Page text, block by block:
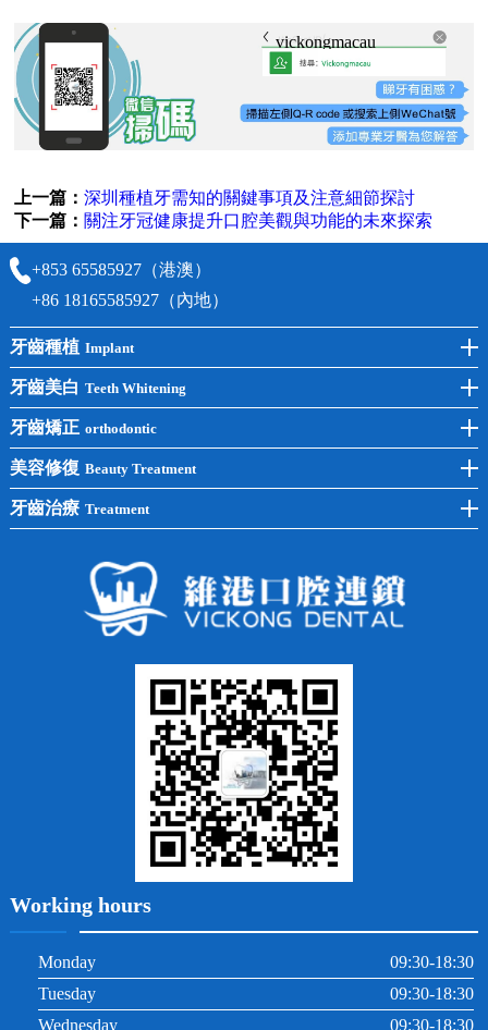
vickongmacau
上一篇：深圳種植牙需知的關鍵事項及注意細節探討
下一篇： 關注牙冠健康提升口腔美觀與功能的未來探索
+853 65585927（港澳）
+86 18165585927（內地）
牙齒種植 Implant
前牙種植
後牙種植
單顆種植
半口種植
全口種植
牙齒美白 Teeth Whitening
冷光美白
洗牙
黃黑牙
常見問題
牙齒矯正 orthodontic
牙齒矯正
兒童矯正
牙列不齊
美容修復 Beauty Treatment
全瓷牙
牙齒治療 Treatment
牙齦出血
Working hours
Monday
09:30-18:30
Tuesday
09:30-18:30
Wednesday
09:30-18:30